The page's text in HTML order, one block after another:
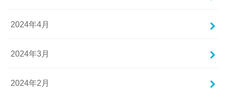
2024年4月
2024年3月
2024年2月